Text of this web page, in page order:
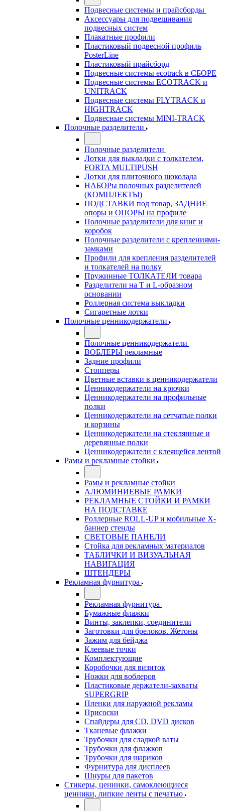
Подвесные системы и прайсборды
Аксессуары для подвешивания
подвесных систем
Плакатные профили
Пластиковый подвесной профиль
PosterLine
Пластиковый прайсборд
Подвесные системы ecotrack в СБОРЕ
Подвесные системы ECOTRACK и
UNITRACK
Подвесные системы FLYTRACK и
HIGHTRACK
Подвесные системы MINI-TRACK
Полочные разделители
Полочные разделители
Лотки для выкладки с толкателем,
FORTA MULTIPUSH
Лотки для плиточного шоколада
НАБОРы полочных разделителей
(КОМПЛЕКТЫ)
ПОДСТАВКИ под товар, ЗАДНИЕ
опоры и ОПОРЫ на профиле
Полочные разделители для книг и
коробок
Полочные разделители с креплениями-
замками
Профили для крепления разделителей
и толкателей на полку
Пружинные ТОЛКАТЕЛИ товара
Разделители на Т и L-образном
основании
Роллерная система выкладки
Сигаретные лотки
Полочные ценникодержатели
Полочные ценникодержатели
ВОБЛЕРЫ рекламные
Задние профили
Стопперы
Цветные вставки в ценникодержатели
Ценникодержатели на крючки
Ценникодержатели на профильные
полки
Ценникодержатели на сетчатые полки
и корзины
Ценникодержатели на стеклянные и
деревянные полки
Ценникодержатели с клеящейся лентой
Рамы и рекламные стойки
Рамы и рекламные стойки
АЛЮМИНИЕВЫЕ РАМКИ
РЕКЛАМНЫЕ СТОЙКИ И РАМКИ
НА ПОДСТАВКЕ
Роллерные ROLL-UP и мобильные X-
баннер стенды
СВЕТОВЫЕ ПАНЕЛИ
Стойка для рекламных материалов
ТАБЛИЧКИ И ВИЗУАЛЬНАЯ
НАВИГАЦИЯ
ШТЕНДЕРЫ
Рекламная фурнитура
Рекламная фурнитура
Бумажные флажки
Винты, заклепки, соединители
Заготовки для брелоков. Жетоны
Зажим для бейджа
Клеевые точки
Комплектующие
Коробочки для визиток
Ножки для воблеров
Пластиковые держатели-захваты
SUPERGRIP
Пленки для наружной рекламы
Присоски
Спайдеры для CD, DVD дисков
Тканевые флажки
Трубочки для сладкой ваты
Трубочки для флажков
Трубочки для шариков
Фурнитура для дисплеев
Шнуры для пакетов
Стикеры, ценники, самоклеющиеся
ценники, липкие ленты с печатью